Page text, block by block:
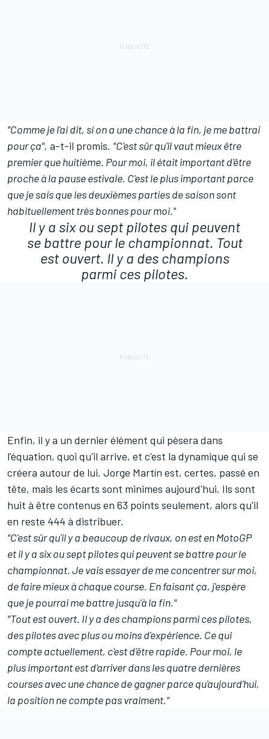
"Comme je l'ai dit, si on a une chance à la fin, je me battrai
pour ça", a-t-il promis. "C'est sûr qu'il vaut mieux être
premier que huitième. Pour moi, il était important d'être
proche à la pause estivale. C'est le plus important parce
que je sais que les deuxièmes parties de saison sont
habituellement très bonnes pour moi."
Il y a six ou sept pilotes qui peuvent
se battre pour le championnat. Tout
est ouvert. Il y a des champions
parmi ces pilotes.
Enfin, il y a un dernier élément qui pèsera dans
l'équation, quoi qu'il arrive, et c'est la dynamique qui se
créera autour de lui. Jorge Martín est, certes, passé en
tête, mais les écarts sont minimes aujourd'hui. Ils sont
huit à être contenus en 63 points seulement, alors qu'il
en reste 444 à distribuer.
"C'est sûr qu'il y a beaucoup de rivaux, on est en MotoGP
et il y a six ou sept pilotes qui peuvent se battre pour le
championnat. Je vais essayer de me concentrer sur moi,
de faire mieux à chaque course. En faisant ça, j'espère
que je pourrai me battre jusqu'à la fin."
"Tout est ouvert. Il y a des champions parmi ces pilotes,
des pilotes avec plus ou moins d'expérience. Ce qui
compte actuellement, c'est d'être rapide. Pour moi, le
plus important est d'arriver dans les quatre dernières
courses avec une chance de gagner parce qu'aujourd'hui,
la position ne compte pas vraiment."